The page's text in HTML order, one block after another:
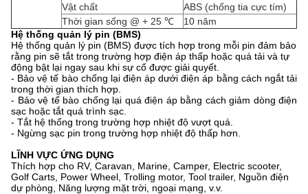
Vật chất
ABS (chống tia cực tím)
Thời gian sống @ + 25 ℃
10 năm
Hệ thống quản lý pin (BMS)
Hệ thống quản lý pin (BMS) được tích hợp trong mỗi pin đảm bảo
rằng pin sẽ tắt trong trường hợp điện áp thấp hoặc quá tải và tự
động bật lại ngay sau khi sự cố được giải quyết.
- Bảo vệ tế bào chống lại điện áp dưới điện áp bằng cách ngắt tải
trong thời gian thích hợp.
- Bảo vệ tế bào chống lại quá điện áp bằng cách giảm dòng điện
sạc hoặc tắt quá trình sạc.
- Tắt hệ thống trong trường hợp nhiệt độ vượt quá.
- Ngừng sạc pin trong trường hợp nhiệt độ thấp hơn.
LĨNH VỰC ỨNG DỤNG
Thích hợp cho RV, Caravan, Marine, Camper, Electric scooter,
Golf Carts, Power Wheel, Trolling motor, Tool trailer, Nguồn điện
dự phòng, Năng lượng mặt trời, ngoại mạng, v.v.